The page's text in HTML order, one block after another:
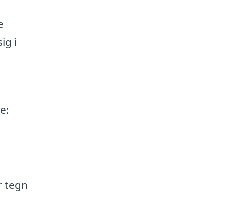
i
tegn